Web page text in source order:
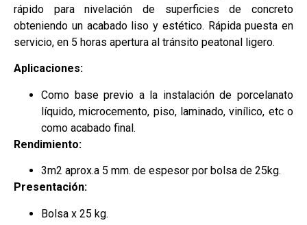
rápido para nivelación de superficies de concreto
obteniendo un acabado liso y estético. Rápida puesta en
servicio, en 5 horas apertura al tránsito peatonal ligero.
Aplicaciones:
Como base previo a la instalación de porcelanato
líquido, microcemento, piso, laminado, vinílico, etc o
como acabado final.
Rendimiento:
3m2 aprox.a 5 mm. de espesor por bolsa de 25kg.
Presentación:
Bolsa x 25 kg.